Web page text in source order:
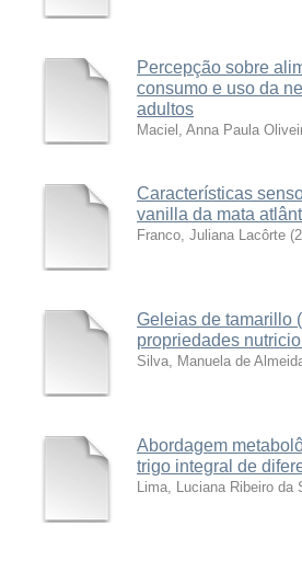
Percepção sobre
consumo e uso da
adultos
Maciel, Anna Paula
Características
vanilla da mata
Franco, Juliana Lacôrte (
Geleias de tamarillo
propriedades
Silva, Manuela de
Abordagem
trigo integral de
Lima, Luciana Ribeiro da